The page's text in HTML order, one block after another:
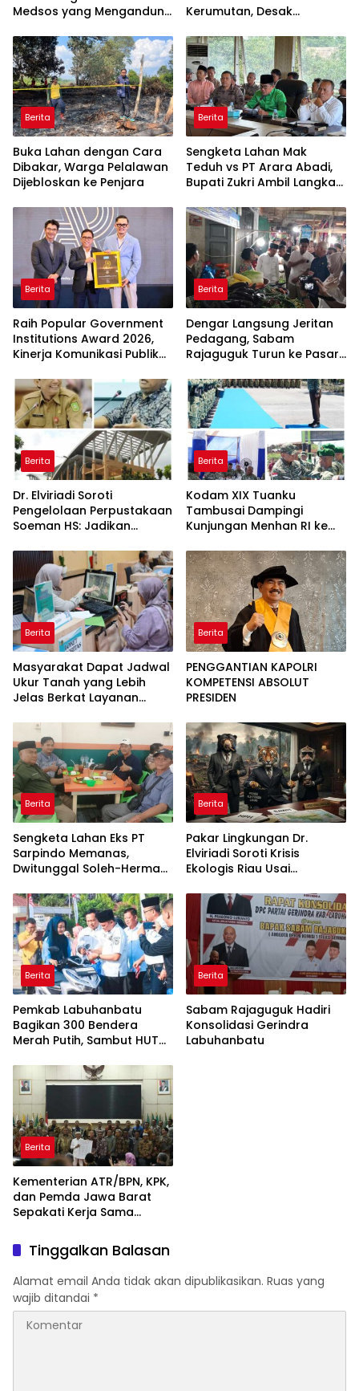
Medsos yang Mengandung
Kerumutan, Desak
Jaringan Pembalak Liar
Berita
Buka Lahan dengan Cara
Dibakar, Warga Pelalawan
Dijebloskan ke Penjara
Berita
Sengketa Lahan Mak
Teduh vs PT Arara Abadi,
Bupati Zukri Ambil Langkah
Berita
Raih Popular Government
Institutions Award 2026,
Kinerja Komunikasi Publik
Kembali Diakui
Berita
Dengar Langsung Jeritan
Pedagang, Sabam
Rajaguguk Turun ke Pasar
Berita
Dr. Elviriadi Soroti
Pengelolaan Perpustakaan
Soeman HS: Jadikan
Kawah Candradimuka
Intelektual
Berita
Kodam XIX Tuanku
Tambusai Dampingi
Kunjungan Menhan RI ke
Perkuat Pembangunan
Satuan
Berita
Masyarakat Dapat Jadwal
Ukur Tanah yang Lebih
Jelas Berkat Layanan
Berita
PENGGANTIAN KAPOLRI
KOMPETENSI ABSOLUT
PRESIDEN
Berita
Sengketa Lahan Eks PT
Sarpindo Memanas,
Dwitunggal Soleh-Herman
ke Pulau Rupat
Berita
Pakar Lingkungan Dr.
Elviriadi Soroti Krisis
Ekologis Riau Usai
Monyet, Harimau, dan
Beruang Terhadap Warga
Berita
Pemkab Labuhanbatu
Bagikan 300 Bendera
Merah Putih, Sambut HUT
Berita
Sabam Rajaguguk Hadiri
Konsolidasi Gerindra
Labuhanbatu
Berita
Kementerian ATR/BPN, KPK,
dan Pemda Jawa Barat
Sepakati Kerja Sama
Korupsi serta Penguatan
Ekonomi Daerah
Tinggalkan Balasan
Alamat email Anda tidak akan dipublikasikan. Ruas yang
wajib ditandai *